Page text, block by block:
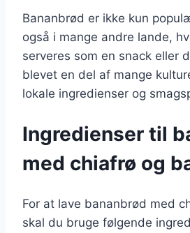
Bananbrød er ikke kun
også i mange andre lande,
serveres som en snack eller
blevet en del af mange
lokale ingredienser og
Ingredienser til
med chiafrø og
For at lave bananbrød med
skal du bruge følgende